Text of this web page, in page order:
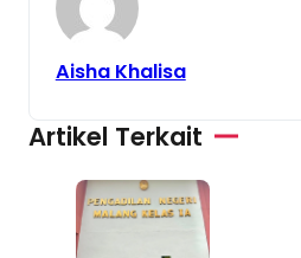
Aisha Khalisa
Artikel Terkait